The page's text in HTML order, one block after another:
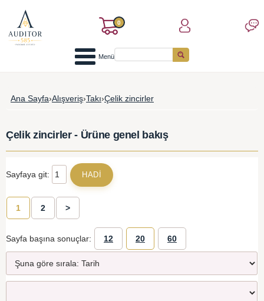
0
Menü
Ana Sayfa›Alışveriş›Takı›Çelik zincirler
Çelik zincirler - Ürüne genel bakış
Sayfaya git:
1 2 >
Sayfa başına sonuçlar: 12 20 60